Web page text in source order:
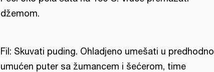
džemom.
Fil: Skuvati puding. Ohladjeno umešati u predhodno
umućen puter sa žumancem i šećerom, time